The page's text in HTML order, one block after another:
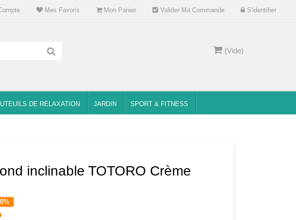
Mes Favoris Mon Panier Valider Ma Commande S'identifier
(Vide)
DE RELAXATION JARDIN SPORT & FITNESS
inclinable TOTORO Crème